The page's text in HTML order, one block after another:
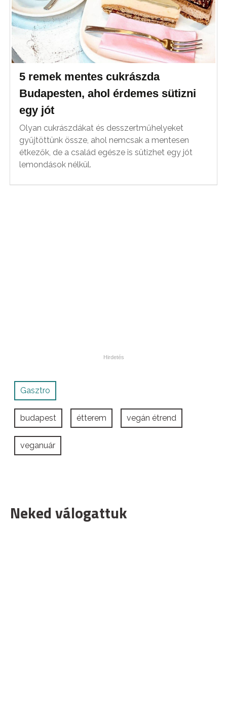
5 remek mentes cukrászda
Budapesten, ahol érdemes sütizni
egy jót
Olyan cukrászdákat és desszertműhelyeket
gyűjtöttünk össze, ahol nemcsak a mentesen
étkezők, de a család egésze is sütizhet egy jót
lemondások nélkül.
Gasztro
budapest étterem vegán étrend
veganuár
Neked válogattuk